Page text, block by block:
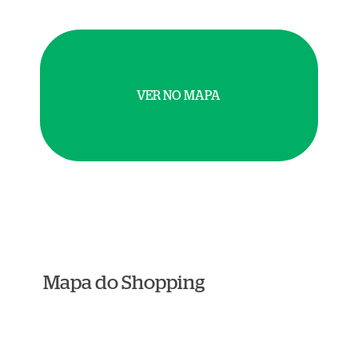
VER NO MAPA
Mapa do Shopping